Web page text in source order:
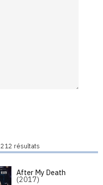
212 résultats
After My Death
(2017)